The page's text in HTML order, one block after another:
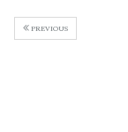
PREVIOUS